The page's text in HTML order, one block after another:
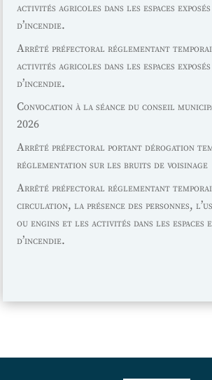
activités agricoles dans les espaces
d’incendie.
Arrêté préfectoral réglementant
activités agricoles dans les espaces
d’incendie.
Convocation à la séance du conseil
2026
Arrêté préfectoral portant dérogation
réglementation sur les bruits de voisinage
Arrêté préfectoral réglementant
circulation, la présence des personnes,
ou engins et les activités dans les espaces
d’incendie.